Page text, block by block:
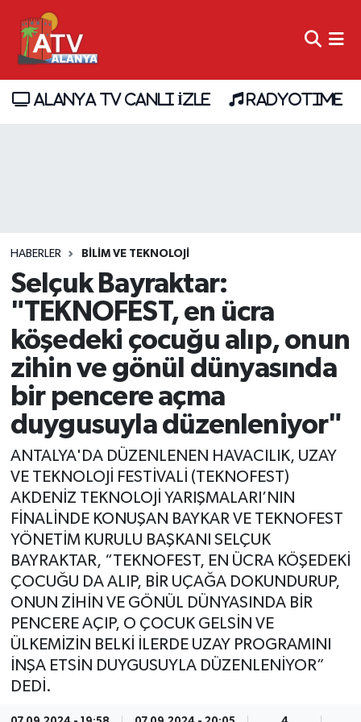
ALANYA TV CANLI İZLE RADYOTIME
HABERLER BİLİM VE TEKNOLOJİ
Selçuk Bayraktar:
"TEKNOFEST, en ücra
köşedeki çocuğu alıp, onun
zihin ve gönül dünyasında
bir pencere açma
duygusuyla düzenleniyor"
ANTALYA'DA DÜZENLENEN HAVACILIK, UZAY
VE TEKNOLOJİ FESTİVALİ (TEKNOFEST)
AKDENİZ TEKNOLOJİ YARIŞMALARI’NIN
FİNALİNDE KONUŞAN BAYKAR VE TEKNOFEST
YÖNETİM KURULU BAŞKANI SELÇUK
BAYRAKTAR, “TEKNOFEST, EN ÜCRA KÖŞEDEKİ
ÇOCUĞU DA ALIP, BİR UÇAĞA DOKUNDURUP,
ONUN ZİHİN VE GÖNÜL DÜNYASINDA BİR
PENCERE AÇIP, O ÇOCUK GELSİN VE
ÜLKEMİZİN BELKİ İLERDE UZAY PROGRAMINI
İNŞA ETSİN DUYGUSUYLA DÜZENLENİYOR”
DEDİ.